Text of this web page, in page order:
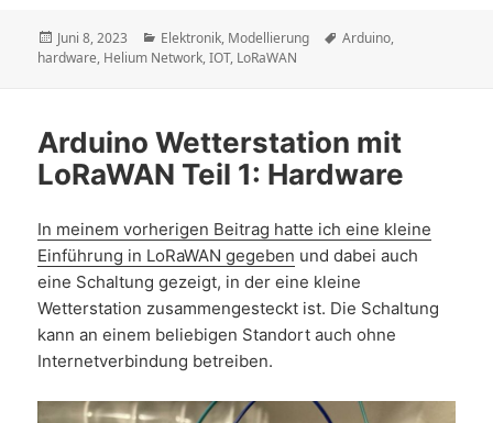
Veröffentlicht
am
Juni 8, 2023 Kategorien
Elektronik, Modellierung Schlagwörter
Arduino,
hardware, Helium Network,IOT, LoRaWAN
Arduino Wetterstation mit
LoRaWAN Teil 1: Hardware
In meinem vorherigen Beitrag hatte ich eine kleine
Einführung in LoRaWAN gegeben und dabei auch
eine Schaltung gezeigt, in der eine kleine
Wetterstation zusammengesteckt ist. Die Schaltung
kann an einem beliebigen Standort auch ohne
Internetverbindung betreiben.